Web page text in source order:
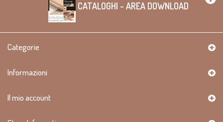
CATALOGHI - AREA DOWNLOAD
Categorie
Informazioni
Il mio account